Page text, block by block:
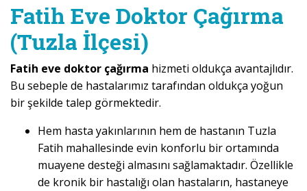
Fatih Eve Doktor Çağırma
(Tuzla İlçesi)
Fatih eve doktor çağırma hizmeti oldukça avantajlıdır.
Bu sebeple de hastalarımız tarafından oldukça yoğun
bir şekilde talep görmektedir.
Hem hasta yakınlarının hem de hastanın Tuzla
Fatih mahallesinde evin konforlu bir ortamında
muayene desteği almasını sağlamaktadır. Özellikle
de kronik bir hastalığı olan hastaların, hastaneye